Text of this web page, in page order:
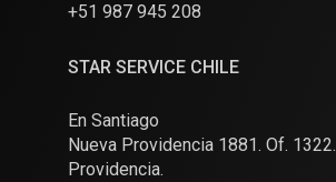
+51 987 945 208
STAR SERVICE CHILE
En Santiago
Nueva Providencia 1881. Of. 1322.
Providencia.